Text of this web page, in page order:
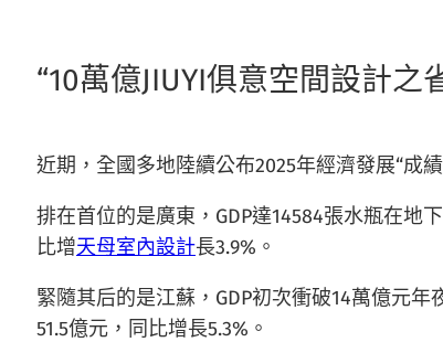
“10萬億JIUYI俱意空間設計之
近期，全國多地陸續公布2025年經濟發展“成
排在首位的是廣東，GDP達14584張水瓶在地
比增天母室內設計長3.9%。
緊隨其后的是江蘇，GDP初次衝破14萬億元
51.5億元，同比增長5.3%。